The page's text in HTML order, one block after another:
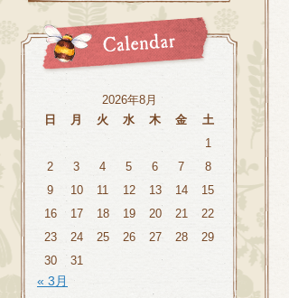
2026年8月
日
月 火 水 木 金
土
1
2
3 4 5 6 7
8
9
10 11 12 13 14
15
16
17 18 19 20 21
22
23
24 25 26 27 28
29
30
31
« 3月